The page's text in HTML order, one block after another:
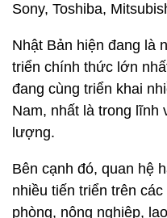
Sony, Toshiba,
Nhật Bản hiện đang là
triển chính thức lớn
đang cùng triển khai
Nam, nhất là trong lĩnh
lượng.
Bên cạnh đó, quan hệ
nhiều tiến triển trên
phòng, nông nghiệp,